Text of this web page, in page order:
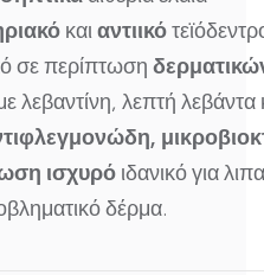
καιαντιικό
σε περίπτωση
λεβαντίνη, λεπτή λεβάντα
ισχυρόιδανικό για
δέρμα.